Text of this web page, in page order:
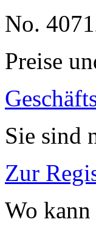
No.
Preise
Sie sind
Zur
Wo